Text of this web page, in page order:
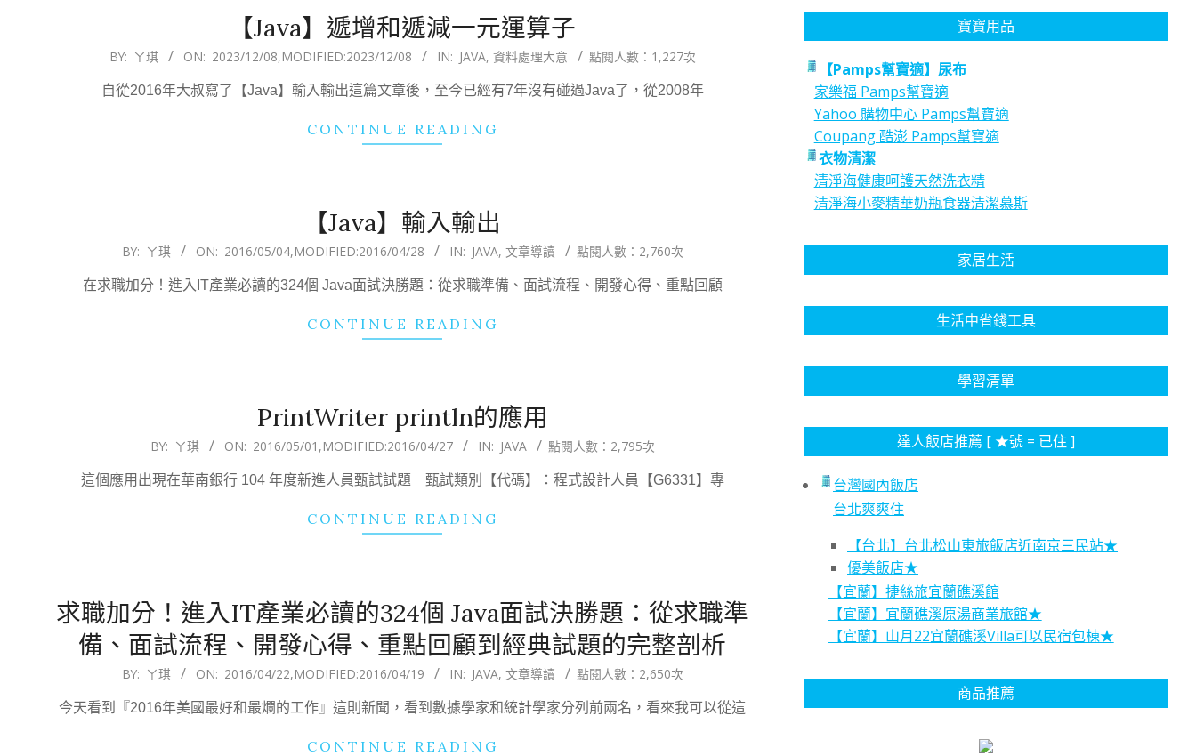
【Java】遞增和遞減一元運算子
BY: ㄚ琪 ON: 2023/12/08,MODIFIED:2023/12/08 IN: JAVA, 資料處理大意 點閱人數：1,227次
自從2016年大叔寫了【Java】輸入輸出這篇文章後，至今已經有7年沒有碰過Java了，從2008年
CONTINUE READING
【Java】輸入輸出
BY: ㄚ琪 ON: 2016/05/04,MODIFIED:2016/04/28 IN: JAVA, 文章導讀 點閱人數：2,760次
在求職加分！進入IT產業必讀的324個 Java面試決勝題：從求職準備、面試流程、開發心得、重點回顧
CONTINUE READING
PrintWriter println的應用
BY: ㄚ琪 ON: 2016/05/01 ,MODIFIED:2016/04/27 IN: JAVA 點閱人數：2,795次
這個應用出現在華南銀行 104 年度新進人員甄試試題 甄試類別【代碼】：程式設計人員【G6331】專
CONTINUE READING
求職加分！進入IT產業必讀的324個 Java面試決勝題：從求職準
備、面試流程、開發心得、重點回顧到經典試題的完整剖析
BY: ㄚ琪 ON: 2016/04/22,MODIFIED:2016/04/19 IN: JAVA, 文章導讀 點閱人數：2,650次
今天看到『2016年美國最好和最爛的工作』這則新聞，看到數據學家和統計學家分列前兩名，看來我可以從這
CONTINUE READING
寶寶用品
【Pamps幫寶適】尿布
家樂福 Pamps幫寶適
Yahoo 購物中心 Pamps幫寶適
Coupang 酷澎 Pamps幫寶適
衣物清潔
清淨海健康呵護天然洗衣精
清淨海小麥精華奶瓶食器清潔慕斯
家居生活
生活中省錢工具
學習清單
達人飯店推薦 [ ★號 = 已住 ]
台灣國內飯店
台北爽爽住
【台北】台北松山東旅飯店近南京三民站★
優美飯店★
【宜蘭】捷絲旅宜蘭礁溪館
【宜蘭】宜蘭礁溪原湯商業旅館★
【宜蘭】山月22宜蘭礁溪Villa可以民宿包棟★
商品推薦